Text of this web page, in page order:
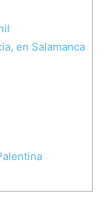
en Salamanca